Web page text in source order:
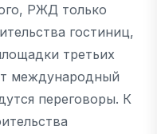
РЖД только
гостиниц,
третьих
международный
переговоры. К